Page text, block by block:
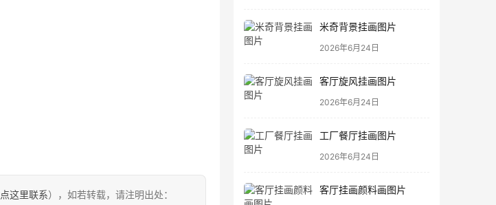
点这里联系），如若转载，请注明出处：
米奇背景挂画图片
2026年6月24日
客厅旋风挂画图片
2026年6月24日
工厂餐厅挂画图片
2026年6月24日
客厅挂画颜料画图片